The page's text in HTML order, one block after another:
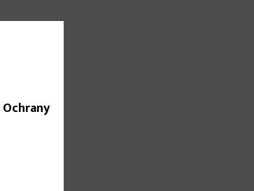
Ochrany